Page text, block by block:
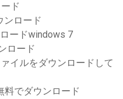
ド
ンロード
ードwindows 7
ロード
イルをダウンロードして
料でダウンロード